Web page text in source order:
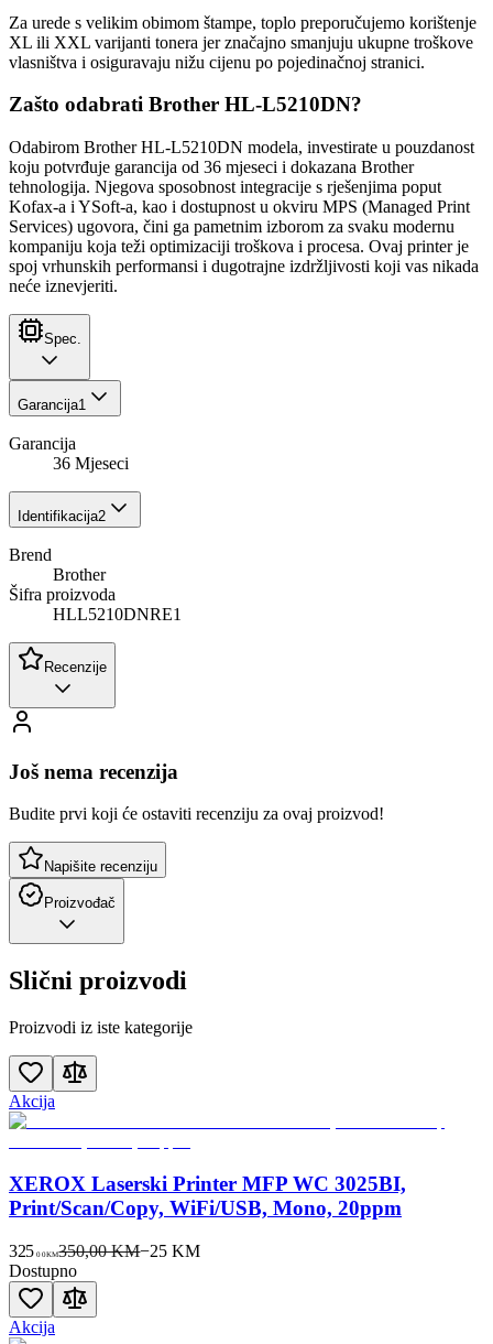
Za urede s velikim obimom štampe, toplo preporučujemo korištenje
XL ili XXL varijanti tonera jer značajno smanjuju ukupne troškove
vlasništva i osiguravaju nižu cijenu po pojedinačnoj stranici.
Zašto odabrati Brother HL-L5210DN?
Odabirom Brother HL-L5210DN modela, investirate u pouzdanost
koju potvrđuje garancija od 36 mjeseci i dokazana Brother
tehnologija. Njegova sposobnost integracije s rješenjima poput
Kofax-a i YSoft-a, kao i dostupnost u okviru MPS (Managed Print
Services) ugovora, čini ga pametnim izborom za svaku modernu
kompaniju koja teži optimizaciji troškova i procesa. Ovaj printer je
spoj vrhunskih performansi i dugotrajne izdržljivosti koji vas nikada
neće iznevjeriti.
Spec.
Garancija1
Garancija
36 Mjeseci
Identifikacija2
Brend
Brother
Šifra proizvoda
HLL5210DNRE1
Recenzije
Još nema recenzija
Budite prvi koji će ostaviti recenziju za ovaj proizvod!
Napišite recenziju
Proizvođač
Slični proizvodi
Proizvodi iz iste kategorije
Akcija
XEROX Laserski Printer MFP WC 3025BI,
Print/Scan/Copy, WiFi/USB, Mono, 20ppm
325 00KM350,00 KM−25 KM
Dostupno
Akcija